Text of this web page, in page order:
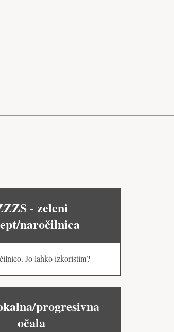
- zeleni
naročilnica
Jo lahko izkoristim?
progresivna
očala